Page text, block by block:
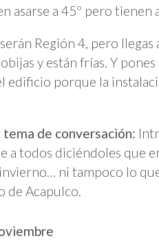
asarse a 45º pero tienen
Región 4, pero llegas
y están frías. Y
edificio porque la
de conversación:
a todos diciéndoles que
ni tampoco lo
de Acapulco.